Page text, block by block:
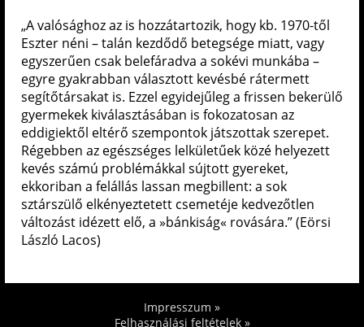
„A valósághoz az is hozzátartozik, hogy kb. 1970-től
Eszter néni – talán kezdődő betegsége miatt, vagy
egyszerűen csak belefáradva a sokévi munkába –
egyre gyakrabban választott kevésbé rátermett
segítőtársakat is. Ezzel egyidejűleg a frissen bekerülő
gyermekek kiválasztásában is fokozatosan az
eddigiektől eltérő szempontok játszottak szerepet.
Régebben az egészséges lelkületűek közé helyezett
kevés számú problémákkal sújtott gyereket,
ekkoriban a felállás lassan megbillent: a sok
sztárszülő elkényeztetett csemetéje kedvezőtlen
változást idézett elő, a »bánkiság« rovására.” (Eörsi
László Lacos)
Impresszum »
Felhasználási feltételek »